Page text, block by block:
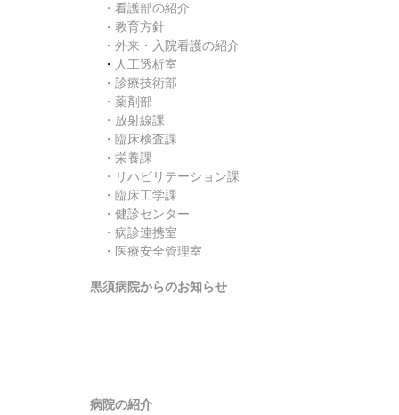
・看護部の紹介
・教育方針
・外来・入院看護の紹介
・ 人工透析室
・診療技術部
・薬剤部
・ 放射線課
・臨床検査課
・栄養課
・ リハビリテーション課
・臨床工学課
・健診センター
・病診連携室
・医療安全管理室
黒須病院からのお知らせ
病院の紹介